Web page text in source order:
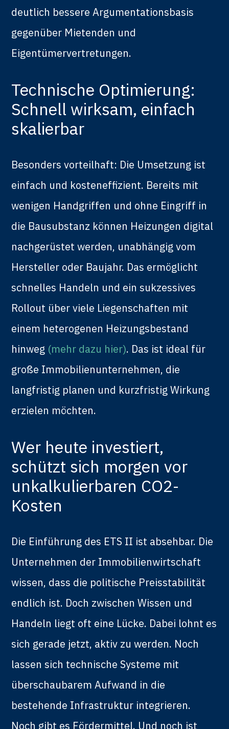
deutlich bessere Argumentationsbasis
gegenüber Mietenden und
Eigentümervertretungen.
Technische Optimierung:
Schnell wirksam, einfach
skalierbar
Besonders vorteilhaft: Die Umsetzung ist
einfach und kosteneffizient. Bereits mit
wenigen Handgriffen und ohne Eingriff in
die Bausubstanz können Heizungen digital
nachgerüstet werden, unabhängig vom
Hersteller oder Baujahr. Das ermöglicht
schnelles Handeln und ein sukzessives
Rollout über viele Liegenschaften mit
einem heterogenen Heizungsbestand
hinweg (mehr dazu hier). Das ist ideal für
große Immobilienunternehmen, die
langfristig planen und kurzfristig Wirkung
erzielen möchten.
Wer heute investiert,
schützt sich morgen vor
unkalkulierbaren CO2-
Kosten
Die Einführung des ETS II ist absehbar. Die
Unternehmen der Immobilienwirtschaft
wissen, dass die politische Preisstabilität
endlich ist. Doch zwischen Wissen und
Handeln liegt oft eine Lücke. Dabei lohnt es
sich gerade jetzt, aktiv zu werden. Noch
lassen sich technische Systeme mit
überschaubarem Aufwand in die
bestehende Infrastruktur integrieren.
Noch gibt es Fördermittel. Und noch ist